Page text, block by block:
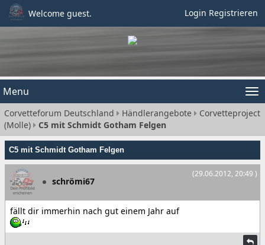
Welcome guest. Login Registrieren
Menu
Corvetteforum Deutschland Händlerangebote
Corvetteproject
(Molle)
C5 mit Schmidt Gotham Felgen
C5 mit Schmidt Gotham Felgen
(29.06.2012, 20:49 )
schrömi67
fällt dir immerhin nach gut einem Jahr auf